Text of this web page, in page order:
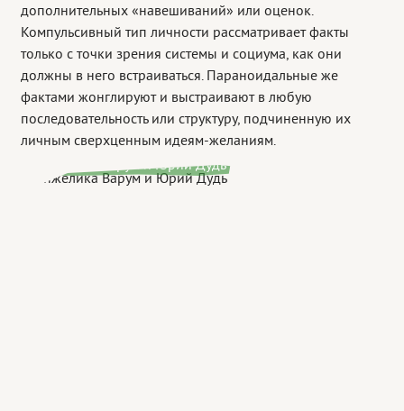
дополнительных «навешиваний» или оценок.
Компульсивный тип личности рассматривает факты
только с точки зрения системы и социума, как они
должны в него встраиваться. Параноидальные же
фактами жонглируют и выстраивают в любую
последовательность или структуру, подчиненную их
личным сверхценным идеям-желаниям.
Анжелика Варум и Юрий Дудь